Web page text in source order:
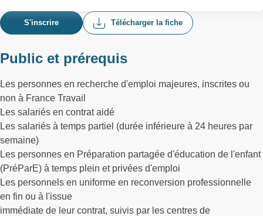
S'inscrire Télécharger la fiche
Public et prérequis
Les personnes en recherche d'emploi majeures, inscrites ou
non à France Travail
Les salariés en contrat aidé
Les salariés à temps partiel (durée inférieure à 24 heures par
semaine)
Les personnes en Préparation partagée d'éducation de l'enfant
(PréParE) à temps plein et privées d'emploi
Les personnels en uniforme en reconversion professionnelle
en fin ou à l'issue
immédiate de leur contrat, suivis par les centres de